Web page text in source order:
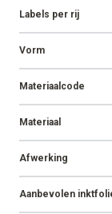
Labels per rij
Vorm
Materiaalcode
Materiaal
Afwerking
Aanbevolen